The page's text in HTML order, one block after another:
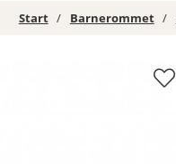
Start Barnerommet